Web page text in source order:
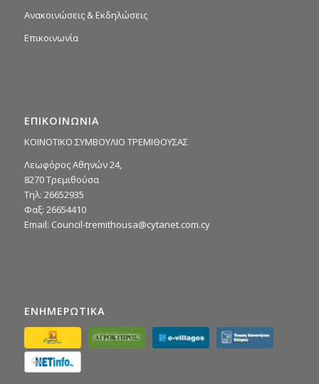
Ανακοινώσεις & Εκδηλώσεις
Επικοινωνία
ΕΠΙΚΟΙΝΩΝΙΑ
ΚΟΙΝΟΤΙΚΟ ΣΥΜΒΟΥΛΙΟ ΤΡΕΜΙΘΟΥΣΑΣ
Λεωφόρος Αθηνών 24,
8270 Τρεμιθούσα
Τηλ: 26652935
Φαξ: 26654410
Email: Council-tremithousa@cytanet.com.cy
ΕΝΗΜΕΡΩΤΙΚΑ